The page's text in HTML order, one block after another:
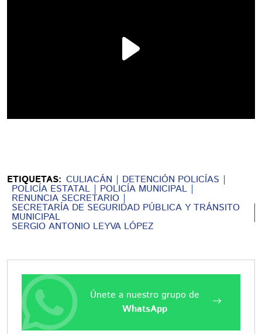
ETIQUETAS: CULIACÁN DETENCIÓN POLICÍAS
POLICÍA ESTATAL POLICÍA MUNICIPAL
RENUNCIA SECRETARIO
SECRETARÍA DE SEGURIDAD PÚBLICA Y TRÁNSITO
MUNICIPAL
SERGIO ANTONIO LEYVA LÓPEZ
Únete a nuestro grupo de
WhatsApp